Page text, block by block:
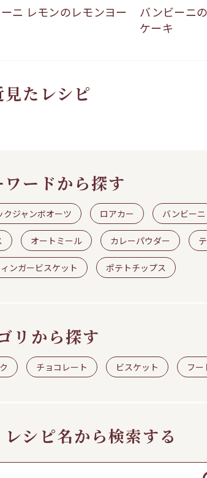
ニ レモンのレモンヨー
バンビーニ
ケーキ
見たレシピ
ワードから探す
クジャンボオーツ ロアカー バンビーニ
オートミール カレーパウダー
ンガービスケット ポテトチップス
リから探す
チョコレート ビスケット フー
シピ名から検索する